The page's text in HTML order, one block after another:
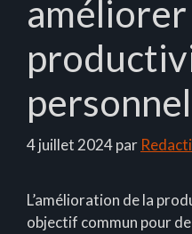
améliorer
4 juillet 2024par
L’amélioration de la
objectif commun pour